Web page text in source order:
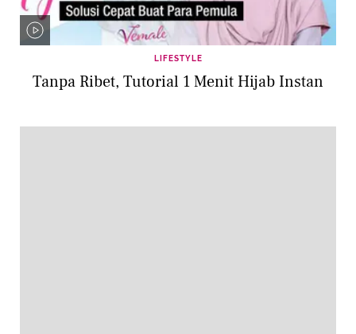
LIFESTYLE
Tanpa Ribet, Tutorial 1 Menit Hijab Instan